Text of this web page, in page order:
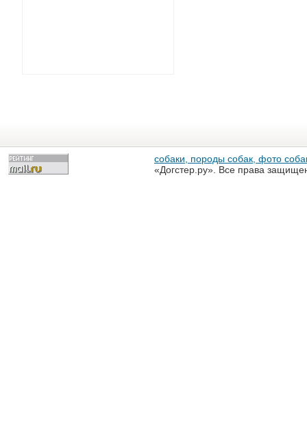
собаки, породы собак, фото
«Догстер.ру». Все права